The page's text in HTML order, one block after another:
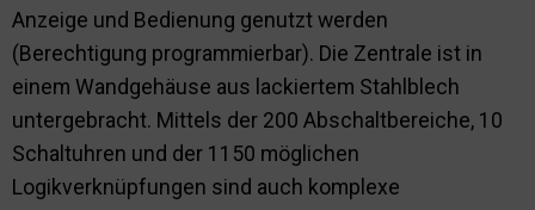
Anzeige und Bedienung genutzt werden
(Berechtigung programmierbar). Die Zentrale ist in
einem Wandgehäuse aus lackiertem Stahlblech
untergebracht. Mittels der 200 Abschaltbereiche, 10
Schaltuhren und der 1150 möglichen
Logikverknüpfungen sind auch komplexe